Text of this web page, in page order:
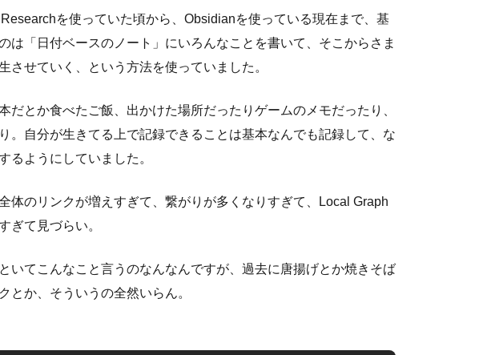
を使っていた頃から、Obsidianを使っている現在まで、基
は「日付ベースのノート」にいろんなことを書いて、そこからさま
させていく、という方法を使っていました。
だとか食べたご飯、出かけた場所だったりゲームのメモだったり、
。自分が生きてる上で記録できることは基本なんでも記録して、な
るようにしていました。
体のリンクが増えすぎて、繋がりが多くなりすぎて、Local Graph
ぎて見づらい。
いてこんなこと言うのなんなんですが、過去に唐揚げとか焼きそば
とか、そういうの全然いらん。